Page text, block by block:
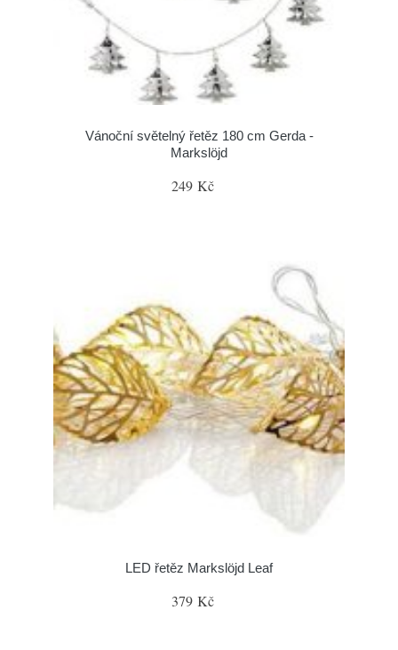
Vánoční světelný řetěz 180 cm Gerda -
Markslöjd
249 Kč
LED řetěz Markslöjd Leaf
379 Kč